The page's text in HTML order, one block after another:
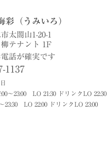
（うみいろ）
太閤山1-20-1
テナント 1F
話が確実です
1137
〜23:00 LO 21:30 ドリンクLO 22:30
23:30 LO 22:00 ドリンクLO 23:00